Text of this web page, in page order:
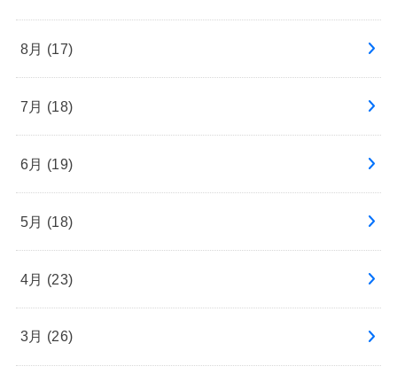
8月 (17)
7月 (18)
6月 (19)
5月 (18)
4月 (23)
3月 (26)